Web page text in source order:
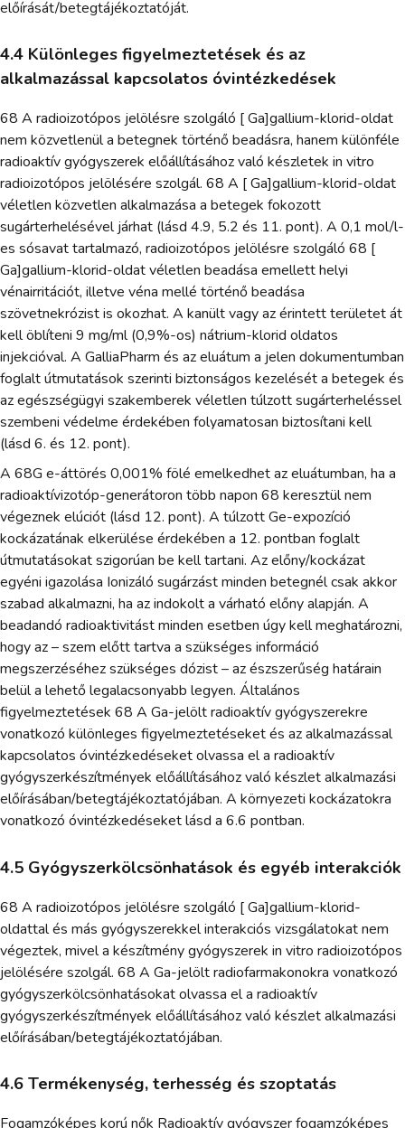
előírását/betegtájékoztatóját.
4.4 Különleges figyelmeztetések és az
alkalmazással kapcsolatos óvintézkedések
68 A radioizotópos jelölésre szolgáló [ Ga]gallium-klorid-oldat
nem közvetlenül a betegnek történő beadásra, hanem különféle
radioaktív gyógyszerek előállításához való készletek in vitro
radioizotópos jelölésére szolgál. 68 A [ Ga]gallium-klorid-oldat
véletlen közvetlen alkalmazása a betegek fokozott
sugárterhelésével járhat (lásd 4.9, 5.2 és 11. pont). A 0,1 mol/l-
es sósavat tartalmazó, radioizotópos jelölésre szolgáló 68 [
Ga]gallium-klorid-oldat véletlen beadása emellett helyi
vénairritációt, illetve véna mellé történő beadása
szövetnekrózist is okozhat. A kanült vagy az érintett területet át
kell öblíteni 9 mg/ml (0,9%-os) nátrium-klorid oldatos
injekcióval. A GalliaPharm és az eluátum a jelen dokumentumban
foglalt útmutatások szerinti biztonságos kezelését a betegek és
az egészségügyi szakemberek véletlen túlzott sugárterheléssel
szembeni védelme érdekében folyamatosan biztosítani kell
(lásd 6. és 12. pont).
A 68G e-áttörés 0,001% fölé emelkedhet az eluátumban, ha a
radioaktívizotóp-generátoron több napon 68 keresztül nem
végeznek elúciót (lásd 12. pont). A túlzott Ge-expozíció
kockázatának elkerülése érdekében a 12. pontban foglalt
útmutatásokat szigorúan be kell tartani. Az előny/kockázat
egyéni igazolása Ionizáló sugárzást minden betegnél csak akkor
szabad alkalmazni, ha az indokolt a várható előny alapján. A
beadandó radioaktivitást minden esetben úgy kell meghatározni,
hogy az – szem előtt tartva a szükséges információ
megszerzéséhez szükséges dózist – az észszerűség határain
belül a lehető legalacsonyabb legyen. Általános
figyelmeztetések 68 A Ga-jelölt radioaktív gyógyszerekre
vonatkozó különleges figyelmeztetéseket és az alkalmazással
kapcsolatos óvintézkedéseket olvassa el a radioaktív
gyógyszerkészítmények előállításához való készlet alkalmazási
előírásában/betegtájékoztatójában. A környezeti kockázatokra
vonatkozó óvintézkedéseket lásd a 6.6 pontban.
4.5 Gyógyszerkölcsönhatások és egyéb interakciók
68 A radioizotópos jelölésre szolgáló [ Ga]gallium-klorid-
oldattal és más gyógyszerekkel interakciós vizsgálatokat nem
végeztek, mivel a készítmény gyógyszerek in vitro radioizotópos
jelölésére szolgál. 68 A Ga-jelölt radiofarmakonokra vonatkozó
gyógyszerkölcsönhatásokat olvassa el a radioaktív
gyógyszerkészítmények előállításához való készlet alkalmazási
előírásában/betegtájékoztatójában.
4.6 Termékenység, terhesség és szoptatás
Fogamzóképes korú nők Radioaktív gyógyszer fogamzóképes